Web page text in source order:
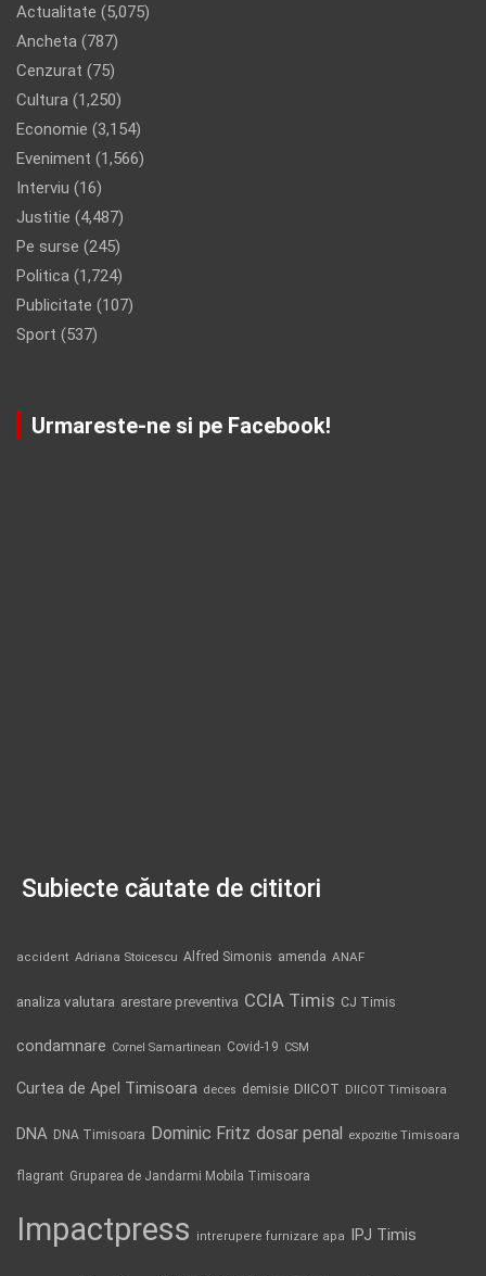
Actualitate (5,075)
Ancheta (787)
Cenzurat (75)
Cultura (1,250)
Economie (3,154)
Eveniment (1,566)
Interviu (16)
Justitie (4,487)
Pe surse (245)
Politica (1,724)
Publicitate (107)
Sport (537)
Urmareste-ne si pe Facebook!
Subiecte căutate de cititori
accident Adriana Stoicescu Alfred Simonis amenda ANAF
analiza valutara arestare preventiva CCIA Timis CJ Timis
condamnare Cornel Samartinean Covid-19 CSM
Curtea de Apel Timisoara deces demisie DIICOT DIICOT Timisoara
DNA DNA Timisoara Dominic Fritz dosar penal expozitie Timisoara
flagrant Gruparea de Jandarmi Mobila Timisoara
Impactpress intrerupere furnizare apa IPJ Timis